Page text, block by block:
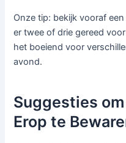
Onze tip: bekijk vooraf
er twee of drie gereed
het boeiend voor
avond.
Suggesties
Erop te